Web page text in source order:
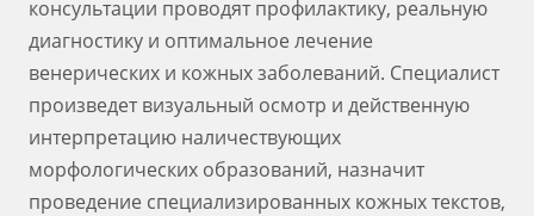
консультации проводят профилактику, реальную
диагностику и оптимальное лечение
венерических и кожных заболеваний. Специалист
произведет визуальный осмотр и действенную
интерпретацию наличествующих
морфологических образований, назначит
проведение специализированных кожных текстов,